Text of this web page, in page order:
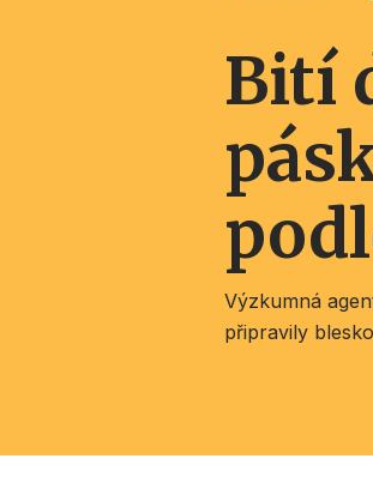
Bití
Výzkumná
připravily